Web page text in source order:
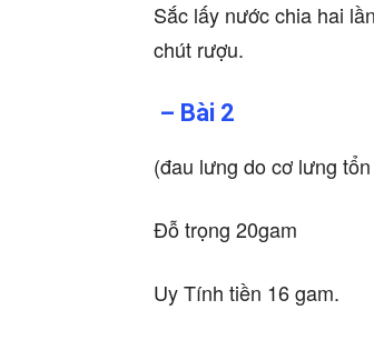
Sắc lấy nước chia hai
chút rượu.
– Bài 2
(đau lưng do cơ lưng
Đỗ trọng 20gam
Uy Tính tiền 16 gam.